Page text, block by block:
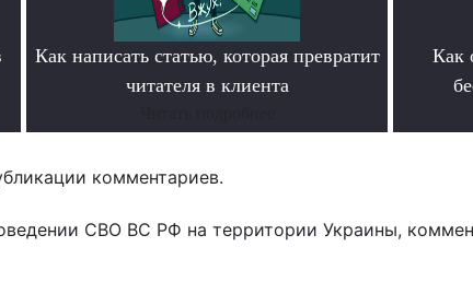
Как написать статью, которая превратит
читателя в клиента
Как
комментариев.
СВО ВС РФ на территории Украины,